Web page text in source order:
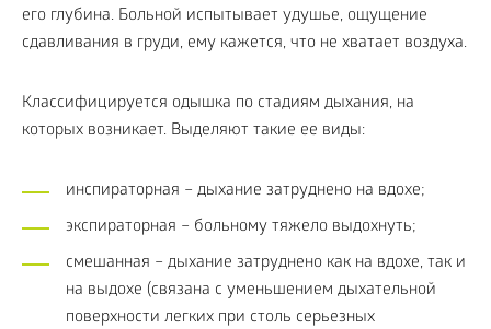
его глубина. Больной испытывает удушье, ощущение
сдавливания в груди, ему кажется, что не хватает воздуха.
Классифицируется одышка по стадиям дыхания, на
которых возникает. Выделяют такие ее виды:
инспираторная – дыхание затруднено на вдохе;
экспираторная – больному тяжело выдохнуть;
смешанная – дыхание затруднено как на вдохе, так и
на выдохе (связана с уменьшением дыхательной
поверхности легких при столь серьезных